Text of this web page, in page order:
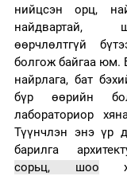
нийцсэн орц,
найдвартай,
өөрчлөлтгүй
болгож байгаа юм.
найрлага, бат
бүр өөрийн
лабораториор
Түүнчлэн энэ үр
сорьц, шоо